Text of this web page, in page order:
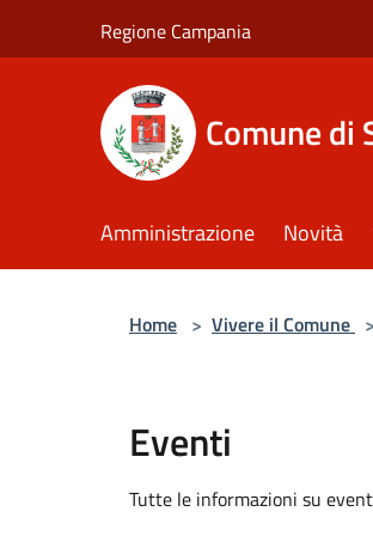
Regione Campania
Comune di
Amministrazione Novità
Home > Vivere il Comune >
Eventi
Tutte le informazioni su